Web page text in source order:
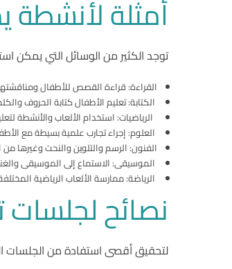
أمثلة لأنشطة
توجد الكثير من الوسائل التي يمكن
القراءة: قراءة القصص للأطفال
الكتابة: تعليم الأطفال كتابة الحروف
الرياضيات: استخدام الألعاب والأنشطة
العلوم: إجراء تجارب علمية بسيطة مع
الفنون: الرسم والتلوين والنحت وغيرها من
الموسيقى: الاستماع إلى الموسيقى
الرياضة: ممارسة الألعاب الرياضية
نصائح لجلسات
لتحقيق أقصى استفادة من الجلسات